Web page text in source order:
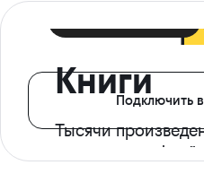
Книги
Тысячи
с доступом офлайн
Подключить